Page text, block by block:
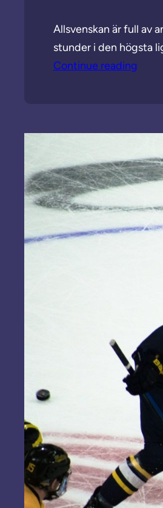
Allsvenskan är full av
stunder i den högsta
Continue reading